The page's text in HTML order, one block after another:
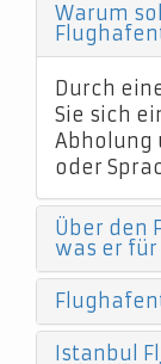
Warum
Durch
Sie sich
Abholung
oder
Über den
was er
Istanbul